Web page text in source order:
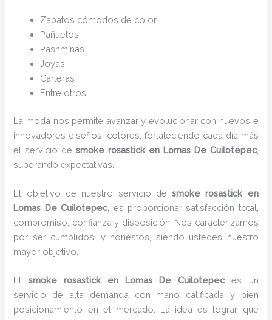
Zapatos cómodos de color.
Pañuelos
Pashminas
Joyas
Carteras
Entre otros.
La moda nos permite avanzar y evolucionar con nuevos e
innovadores diseños, colores, fortaleciendo cada día más
el servicio desmoke rosastick en Lomas De Cuilotepec,
superando expectativas.
El objetivo de nuestro servicio desmoke rosastick en
Lomas De Cuilotepec, es proporcionar satisfacción total,
compromiso, confianza y disposición. Nos caracterizamos
por ser cumplidos, y honestos, siendo ustedes nuestro
mayor objetivo.
El smoke rosasticken Lomas De Cuilotepeces un
servicio de alta demanda con mano calificada y bien
posicionamiento en el mercado. La idea es lograr que